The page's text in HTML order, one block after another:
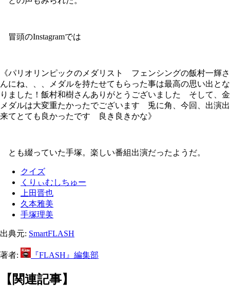
冒頭のInstagramでは
《パリオリンピックのメダリスト フェンシングの飯村一輝さ
んにね、、、メダルを持たせてもらった事は最高の思い出とな
りました！飯村和樹さんありがとうございました そして、金
メダルは大変重たかったでございます 兎に角、今回、出演出
来てとても良かったです 良き良きかな》
とも綴っていた手塚。楽しい番組出演だったようだ。
クイズ
くりぃむしちゅー
上田晋也
久本雅美
手塚理美
出典元: SmartFLASH
著者: 『FLASH』編集部
【関連記事】